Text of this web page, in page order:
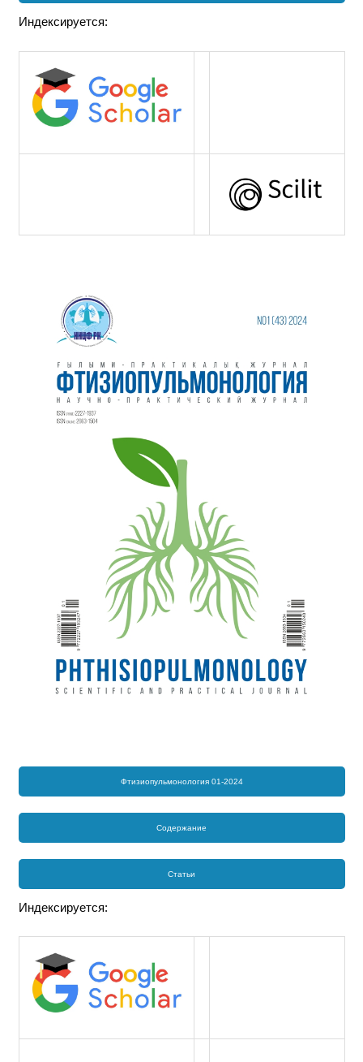
Индексируется:
Фтизиопульмонология 01-2024
Содержание
Статьи
Индексируется: